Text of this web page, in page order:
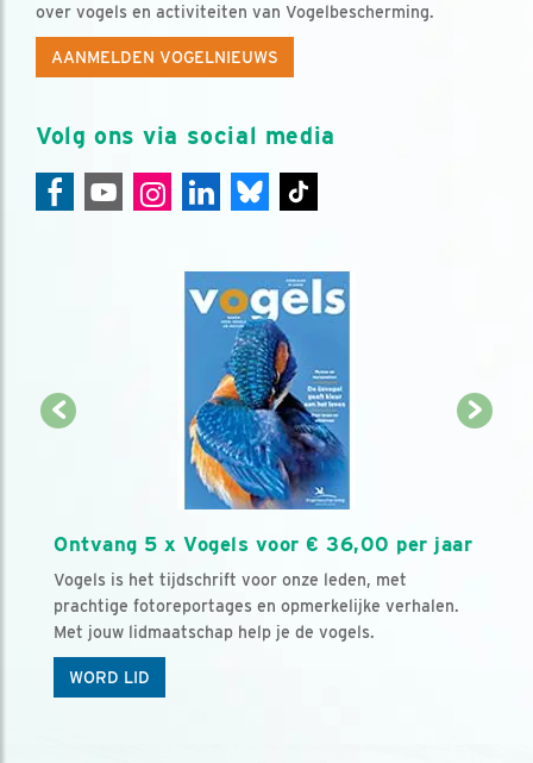
over vogels en activiteiten van Vogelbescherming.
AANMELDEN VOGELNIEUWS
Volg ons via social media
Ontvang 5 x Vogels voor € 36,00 per jaar
Vogels is het tijdschrift voor onze leden, met
prachtige fotoreportages en opmerkelijke verhalen.
Met jouw lidmaatschap help je de vogels.
WORD LID